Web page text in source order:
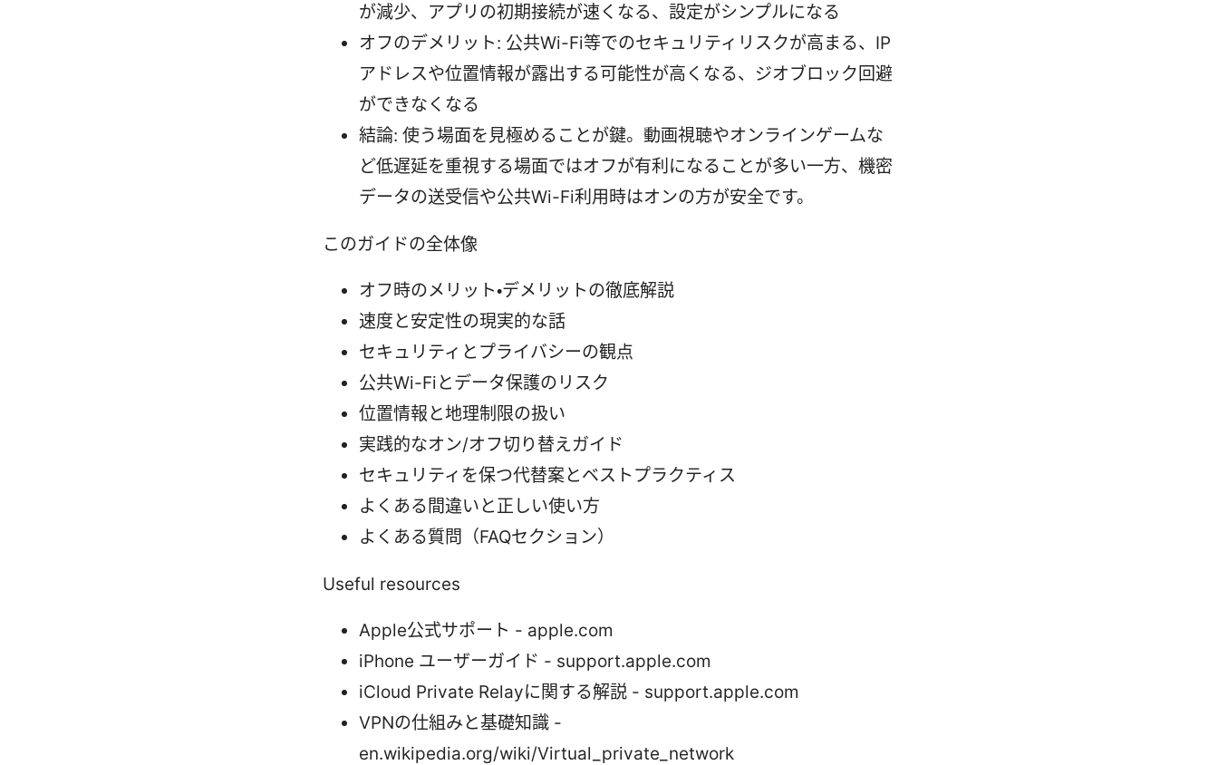
が減少、アプリの初期接続が速くなる、設定がシンプルになる
オフのデメリット: 公共Wi-Fi等でのセキュリティリスクが高まる、IP
アドレスや位置情報が露出する可能性が高くなる、ジオブロック回避
ができなくなる
結論: 使う場面を見極めることが鍵。動画視聴やオンラインゲームな
ど低遅延を重視する場面ではオフが有利になることが多い一方、機密
データの送受信や公共Wi-Fi利用時はオンの方が安全です。
このガイドの全体像
オフ時のメリット・デメリットの徹底解説
速度と安定性の現実的な話
セキュリティとプライバシーの観点
公共Wi-Fiとデータ保護のリスク
位置情報と地理制限の扱い
実践的なオン/オフ切り替えガイド
セキュリティを保つ代替案とベストプラクティス
よくある間違いと正しい使い方
よくある質問（FAQセクション）
Useful resources
Apple公式サポート - apple.com
iPhone ユーザーガイド - support.apple.com
iCloud Private Relayに関する解説 - support.apple.com
VPNの仕組みと基礎知識 -
en.wikipedia.org/wiki/Virtual_private_network